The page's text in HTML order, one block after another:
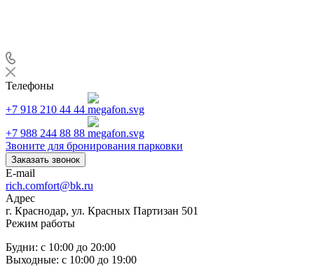
Телефоны
+7 918 210 44 44
+7 988 244 88 88
Звоните для бронирования парковки
Заказать звонок
E-mail
rich.comfort@bk.ru
Адрес
г. Краснодар, ул. Красных Партизан 501
Режим работы
Будни: с 10:00 до 20:00
Выходные: с 10:00 до 19:00